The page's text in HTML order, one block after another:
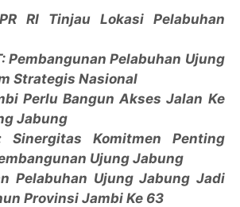
RI Tinjau Lokasi Pelabuhan
Pembangunan Pelabuhan Ujung
Strategis Nasional
Perlu Bangun Akses Jalan Ke
Jabung
Sinergitas Komitmen Penting
Ujung Jabung
Pelabuhan Ujung Jabung Jadi
Provinsi Jambi Ke 63